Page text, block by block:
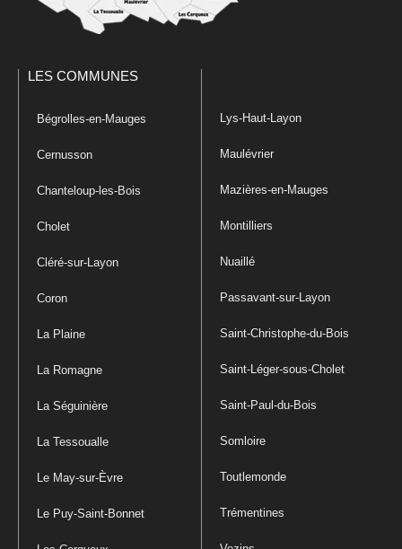
LES COMMUNES
Bégrolles-en-Mauges
Cernusson
Chanteloup-les-Bois
Cholet
Cléré-sur-Layon
Coron
La Plaine
La Romagne
La Séguinière
La Tessoualle
Le May-sur-Èvre
Le Puy-Saint-Bonnet
Lys-Haut-Layon
Maulévrier
Mazières-en-Mauges
Montilliers
Nuaillé
Passavant-sur-Layon
Saint-Christophe-du-Bois
Saint-Léger-sous-Cholet
Saint-Paul-du-Bois
Somloire
Toutlemonde
Trémentines